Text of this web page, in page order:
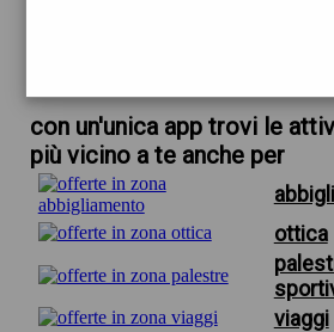
con un'unica app trovi le
più vicino a te anche per
ottica
viaggi